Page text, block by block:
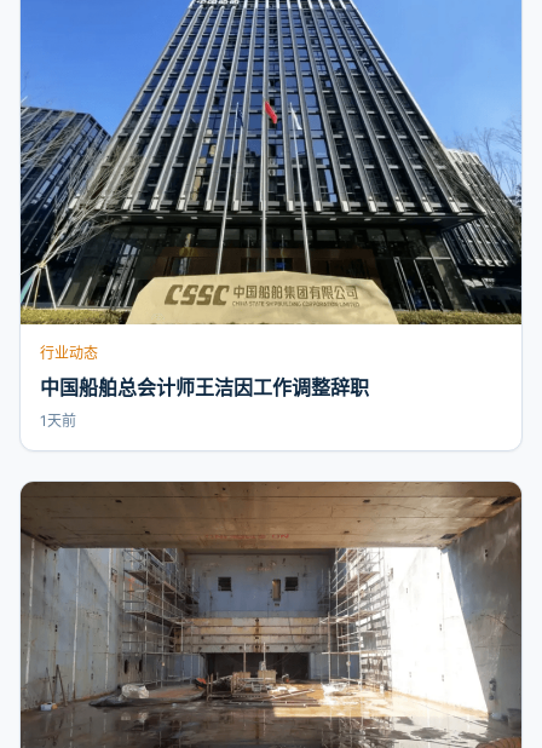
行业动态
中国船舶总会计师王洁因工作调整辞职
1天前